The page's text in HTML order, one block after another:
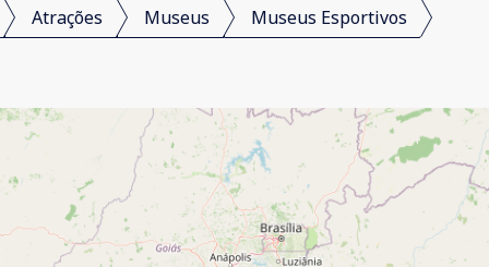
Atrações Museus Museus Esportivos